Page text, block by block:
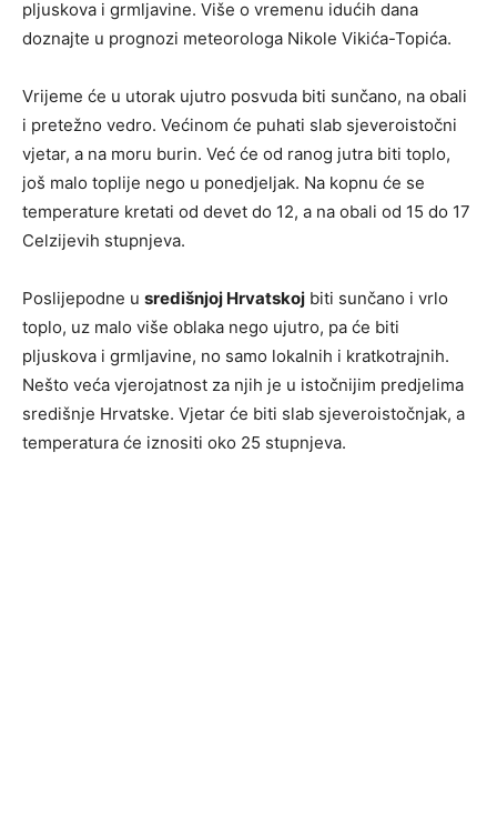
pljuskova i grmljavine. Više o vremenu idućih dana
doznajte u prognozi meteorologa Nikole Vikića-Topića.
Vrijeme će u utorak ujutro posvuda biti sunčano, na obali
i pretežno vedro. Većinom će puhati slab sjeveroistočni
vjetar, a na moru burin. Već će od ranog jutra biti toplo,
još malo toplije nego u ponedjeljak. Na kopnu će se
temperature kretati od devet do 12, a na obali od 15 do 17
Celzijevih stupnjeva.
Poslijepodne u središnjoj Hrvatskoj biti sunčano i vrlo
toplo, uz malo više oblaka nego ujutro, pa će biti
pljuskova i grmljavine, no samo lokalnih i kratkotrajnih.
Nešto veća vjerojatnost za njih je u istočnijim predjelima
središnje Hrvatske. Vjetar će biti slab sjeveroistočnjak, a
temperatura će iznositi oko 25 stupnjeva.